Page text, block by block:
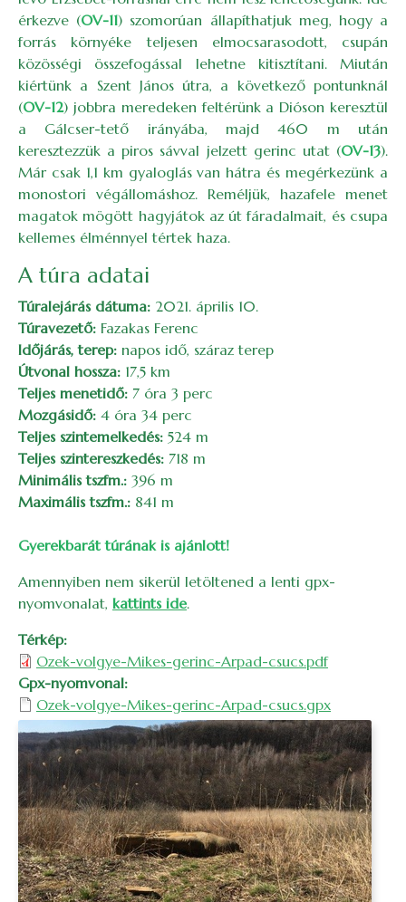
érkezve (OV-11) szomorúan állapíthatjuk meg, hogy a
forrás környéke teljesen elmocsarasodott, csupán
közösségi összefogással lehetne kitisztítani. Miután
kiértünk a Szent János útra, a következő pontunknál
(OV-12) jobbra meredeken feltérünk a Dióson keresztül
a Gálcser-tető irányába, majd 460 m után
keresztezzük a piros sávval jelzett gerinc utat (OV-13).
Már csak 1,1 km gyaloglás van hátra és megérkezünk a
monostori végállomáshoz. Reméljük, hazafele menet
magatok mögött hagyjátok az út fáradalmait, és csupa
kellemes élménnyel tértek haza.
A túra adatai
Túralejárás dátuma: 2021. április 10.
Túravezető: Fazakas Ferenc
Időjárás, terep: napos idő, száraz terep
Útvonal hossza: 17,5 km
Teljes menetidő: 7 óra 3 perc
Mozgásidő: 4 óra 34 perc
Teljes szintemelkedés: 524 m
Teljes szintereszkedés: 718 m
Minimális tszfm.: 396 m
Maximális tszfm.: 841 m
Gyerekbarát túrának is ajánlott!
Amennyiben nem sikerül letöltened a lenti gpx-
nyomvonalat, kattints ide.
Térkép
Ozek-volgye-Mikes-gerinc-Arpad-csucs.pdf
Gpx-nyomvonal
Ozek-volgye-Mikes-gerinc-Arpad-csucs.gpx